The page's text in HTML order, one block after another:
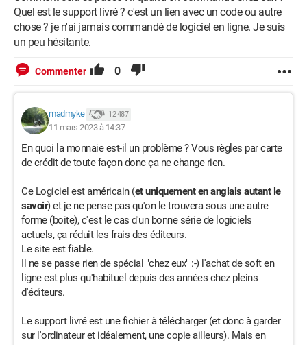
Quel est le support livré ? c'est un lien avec un code ou autre
chose ? je n'ai jamais commandé de logiciel en ligne. Je suis
un peu hésitante.
Commenter 0
madmyke 12 487
11 mars 2023 à 14:37
En quoi la monnaie est-il un problème ? Vous règles par carte
de crédit de toute façon donc ça ne change rien.
Ce Logiciel est américain (et uniquement en anglais autant le
savoir) et je ne pense pas qu'on le trouvera sous une autre
forme (boite), c'est le cas d'un bonne série de logiciels
actuels, ça réduit les frais des éditeurs.
Le site est fiable.
Il ne se passe rien de spécial "chez eux" :-) l'achat de soft en
ligne est plus qu'habituel depuis des années chez pleins
d'éditeurs.
Le support livré est une fichier à télécharger (et donc à garder
sur l'ordinateur et idéalement, une copie ailleurs). Mais en